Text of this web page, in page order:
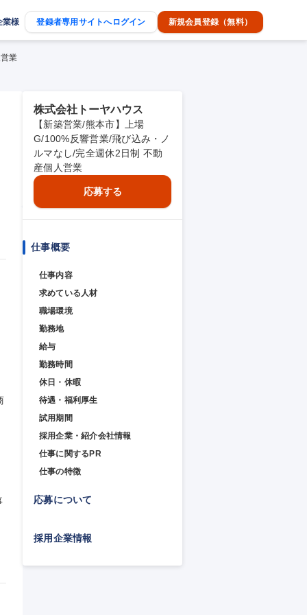
業様 登録者専用サイトへログイン 新規会員登録（無料）
業
株式会社トーヤハウス
【新築営業/熊本市】上場
G/100%反響営業/飛び込み・ノ
ルマなし/完全週休2日制 不動
産個人営業
応募する
仕事概要
仕事内容
求めている人材
職場環境
勤務地
給与
勤務時間
休日・休暇
待遇・福利厚生
試用期間
採用企業・紹介会社情報
仕事に関するPR
仕事の特徴
応募について
採用企業情報